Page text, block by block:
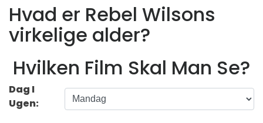
Hvad er Rebel Wilsons
virkelige alder?
Hvilken Film Skal Man Se?
Dag I
Ugen: